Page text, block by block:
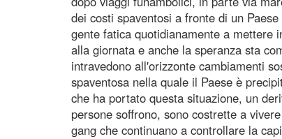
dei costi spaventosi a fronte di un
gente fatica quotidianamente a mettere
alla giornata e anche la speranza sta
intravedono all'orizzonte cambiamenti
spaventosa nella quale il Paese è
che ha portato questa situazione, un
persone soffrono, sono costrette a
gang che continuano a controllare la